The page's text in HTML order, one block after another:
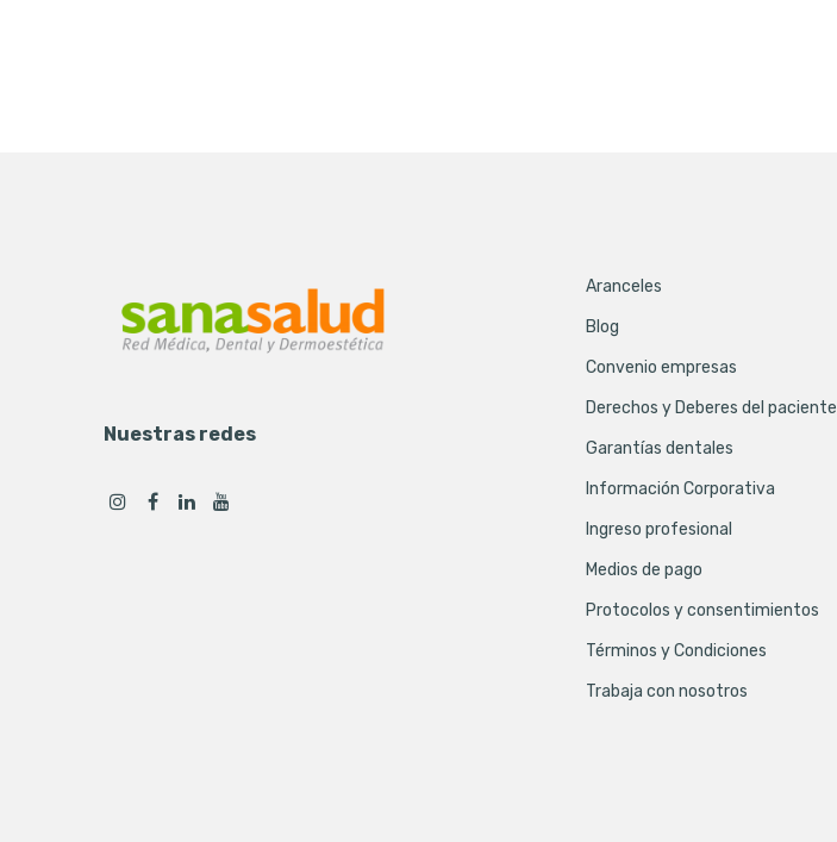
Nuestras redes
Aranceles
Blog
Convenio empresas
Derechos y Deberes del paciente
Garantías dentales
Información Corporativa
Ingreso profesional
Medios de pago
Protocolos y consentimientos
Términos y Condiciones
Trabaja con nosotros